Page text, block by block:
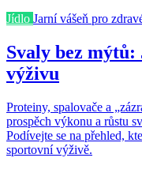
Jídlo Jarní vášeň pro
Svaly bez
výživu
Proteiny, spalovače a
prospěch výkonu a růstu
Podívejte se na přehled,
sportovní výživě.